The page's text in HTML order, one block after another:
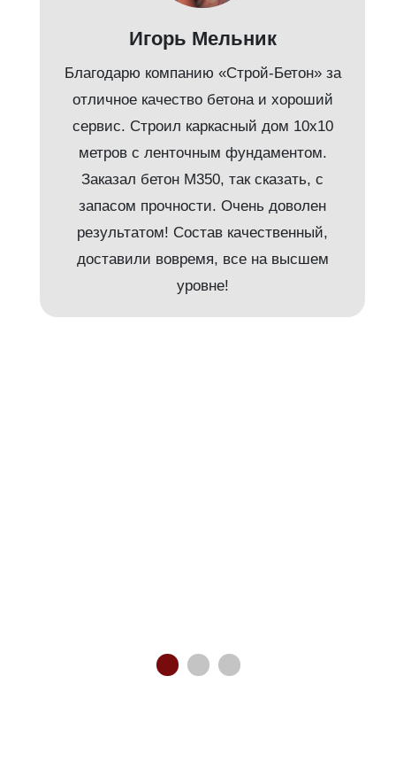
Игорь Мельник
Благодарю компанию «Строй-Бетон» за
отличное качество бетона и хороший
сервис. Строил каркасный дом 10х10
метров с ленточным фундаментом.
Заказал бетон М350, так сказать, с
запасом прочности. Очень доволен
результатом! Состав качественный,
доставили вовремя, все на высшем
уровне!